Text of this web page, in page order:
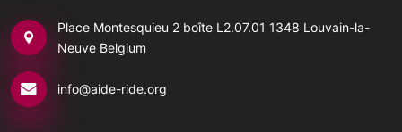
Place Montesquieu 2 boîte L2.07.01 1348 Louvain-la-
Neuve Belgium
info@aide-ride.org